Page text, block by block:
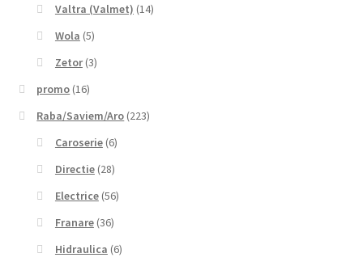
Valtra (Valmet) (14)
Wola (5)
Zetor (3)
promo (16)
Raba/Saviem/Aro (223)
Caroserie (6)
Directie (28)
Electrice (56)
Franare (36)
Hidraulica (6)